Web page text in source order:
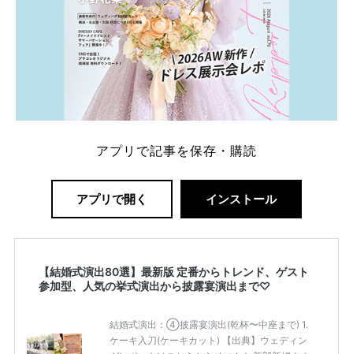
アプリで記事を保存・購読
アプリで開く インストール
【結婚式演出80選】最新版 定番からトレンド、ゲスト
参加型、人気の挙式演出から披露宴演出まで♡
結婚式演出：④披露宴演出(乾杯〜中座まで) 1.
ケーキ入刀(ケーキカット) 【出典】ウェディン